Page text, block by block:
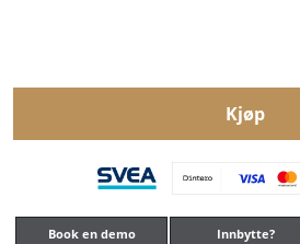
Kjøp
Book en demo Innbytte?